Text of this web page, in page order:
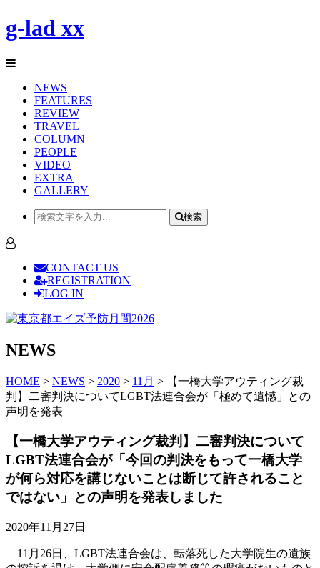
g-lad xx
NEWS
FEATURES
REVIEW
TRAVEL
COLUMN
PEOPLE
VIDEO
EXTRA
GALLERY
検索
CONTACT US
REGISTRATION
LOG IN
NEWS
HOME > NEWS > 2020 > 11月 > 【一橋大学アウティング裁
判】二審判決についてLGBT法連合会が「極めて遺憾」との
声明を発表
【一橋大学アウティング裁判】二審判決について
LGBT法連合会が「今回の判決をもって一橋大学
が何ら対応を講じないことは断じて許されること
ではない」との声明を発表しました
2020年11月27日
11月26日、LGBT法連合会は、転落死した大学院生の遺族